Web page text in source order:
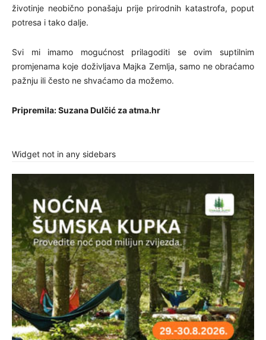
životinje neobično ponašaju prije prirodnih katastrofa, poput
potresa i tako dalje.
Svi mi imamo mogućnost prilagoditi se ovim suptilnim
promjenama koje doživljava Majka Zemlja, samo ne obraćamo
pažnju ili često ne shvaćamo da možemo.
Pripremila: Suzana Dulčić za atma.hr
Widget not in any sidebars